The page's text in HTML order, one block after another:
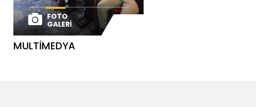
FOTO
GALERI
MULTIMEDYA